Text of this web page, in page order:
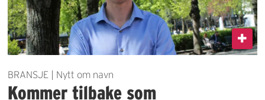
BRANSJE | Nytt om navn
Kommer tilbake som